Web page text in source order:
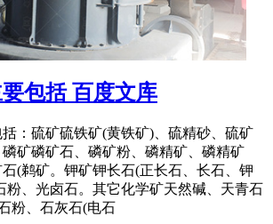
包括 百度文库
：硫矿硫铁矿(黄铁矿)、硫精砂、硫矿
矿磷矿石、磷矿粉、磷精矿、磷精矿
(鹈矿。钾矿钾长石(正长石、长石、钾
粉、光卤石。其它化学矿天然碱、天青石
粉、石灰石(电石